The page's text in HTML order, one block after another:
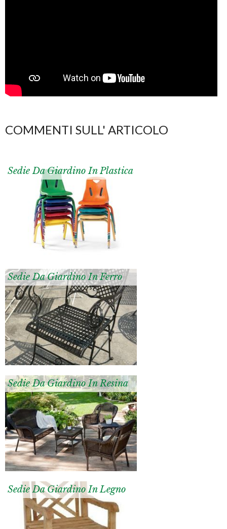
COMMENTI SULL' ARTICOLO
Sedie Da Giardino In Plastica
Sedie Da Giardino In Ferro
Sedie Da Giardino In Resina
Sedie Da Giardino In Legno